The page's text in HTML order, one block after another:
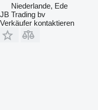
Niederlande, Ede
JB Trading bv
Verkäufer kontaktieren